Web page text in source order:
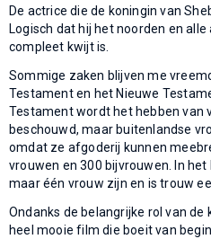
De actrice die de koningin van
Logisch dat hij het noorden en
compleet kwijt is.
Sommige zaken blijven me
Testament en het Nieuwe
Testament wordt het hebben van
beschouwd, maar buitenlandse
omdat ze afgoderij kunnen
vrouwen en 300 bijvrouwen. In
maar één vrouw zijn en is trouw
Ondanks de belangrijke rol van de
heel mooie film die boeit van